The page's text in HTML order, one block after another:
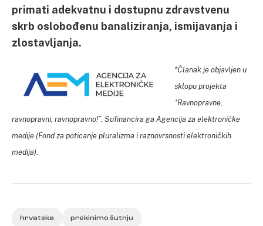
primati adekvatnu i dostupnu zdravstvenu
skrb oslobođenu banaliziranja, ismijavanja i
zlostavljanja.
*Članak je objavljen u
sklopu projekta
“Ravnopravne,
ravnopravni, ravnopravno!”. Sufinancira ga Agencija za elektroničke
medije (Fond za poticanje pluralizma i raznovrsnosti elektroničkih
medija).
hrvatska prekinimo šutnju